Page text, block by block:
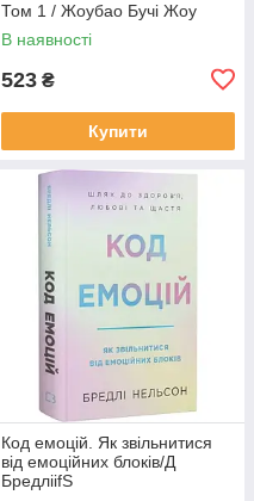
Том 1 / Жоубао Бучі Жоу
В наявності
523 ₴
Купити
Код емоцій. Як звільнитися
від емоційних блоків/Д
БредліifS